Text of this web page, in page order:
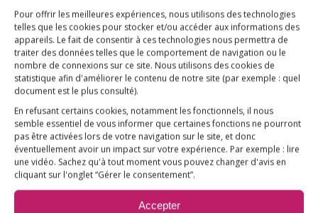
Pour offrir les meilleures expériences, nous utilisons des technologies
telles que les cookies pour stocker et/ou accéder aux informations des
appareils. Le fait de consentir à ces technologies nous permettra de
traiter des données telles que le comportement de navigation ou le
nombre de connexions sur ce site. Nous utilisons des cookies de
statistique afin d'améliorer le contenu de notre site (par exemple : quel
document est le plus consulté).
En refusant certains cookies, notamment les fonctionnels, il nous
semble essentiel de vous informer que certaines fonctions ne pourront
pas être activées lors de votre navigation sur le site, et donc
éventuellement avoir un impact sur votre expérience. Par exemple : lire
une vidéo. Sachez qu'à tout moment vous pouvez changer d'avis en
cliquant sur l'onglet “Gérer le consentement”.
Accepter
L’ESSENTIEL
COMPRENDRE
AGIR
VACCINATION HPV
E3M interpelle le Ministre de la Santé